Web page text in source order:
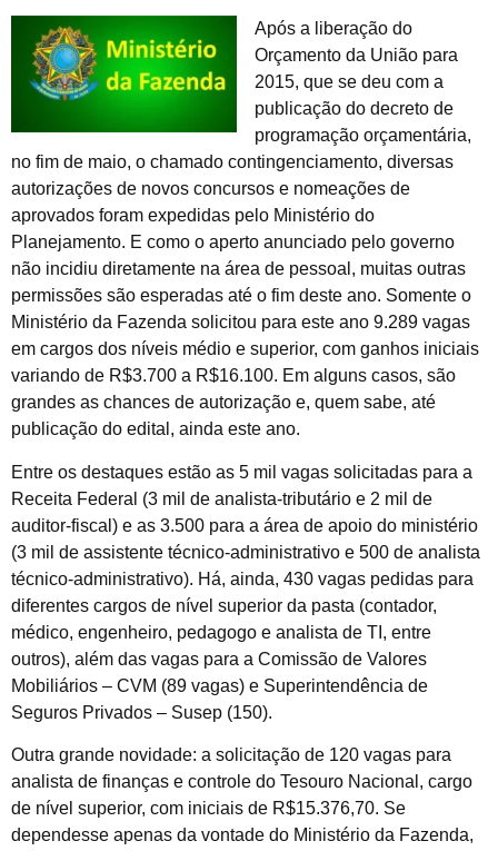
Após a liberação do
Orçamento da União para
2015, que se deu com a
publicação do decreto de
programação orçamentária,
no fim de maio, o chamado contingenciamento, diversas
autorizações de novos concursos e nomeações de
aprovados foram expedidas pelo Ministério do
Planejamento. E como o aperto anunciado pelo governo
não incidiu diretamente na área de pessoal, muitas outras
permissões são esperadas até o fim deste ano. Somente o
Ministério da Fazenda solicitou para este ano 9.289 vagas
em cargos dos níveis médio e superior, com ganhos iniciais
variando de R$3.700 a R$16.100. Em alguns casos, são
grandes as chances de autorização e, quem sabe, até
publicação do edital, ainda este ano.
Entre os destaques estão as 5 mil vagas solicitadas para a
Receita Federal (3 mil de analista-tributário e 2 mil de
auditor-fiscal) e as 3.500 para a área de apoio do ministério
(3 mil de assistente técnico-administrativo e 500 de analista
técnico-administrativo). Há, ainda, 430 vagas pedidas para
diferentes cargos de nível superior da pasta (contador,
médico, engenheiro, pedagogo e analista de TI, entre
outros), além das vagas para a Comissão de Valores
Mobiliários – CVM (89 vagas) e Superintendência de
Seguros Privados – Susep (150).
Outra grande novidade: a solicitação de 120 vagas para
analista de finanças e controle do Tesouro Nacional, cargo
de nível superior, com iniciais de R$15.376,70. Se
dependesse apenas da vontade do Ministério da Fazenda,